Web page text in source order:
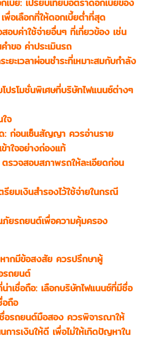
พื่อเลือกที่ให้ดอกเบี้ยต่ำที่สุด
อบค่าใช้จ่ายอื่นๆ ที่เกี่ยวข้อง เช่น
ำขอ ค่าประเมินรถ
ะยะเวลาผ่อนชำระที่เหมาะสมกับกำลัง
ปรโมชั่นพิเศษที่บริษัทไฟแนนซ์ต่างๆ
จ
: ก่อนเซ็นสัญญา ควรอ่านราย
าใจอย่างถ่องแท้
รวจสอบสภาพรถให้ละเอียดก่อน
รียมเงินสำรองไว้ใช้จ่ายในกรณี
ภัยรถยนต์เพื่อความคุ้มครอง
ากมีข้อสงสัย ควรปรึกษาผู้
รถยนต์
าเชื่อถือ: เลือกบริษัทไฟแนนซ์ที่มีชื่อ
อถือ
ชื่อรถยนต์มือสอง ควรพิจารณาให้
ารเงินให้ดี เพื่อไม่ให้เกิดปัญหาใน